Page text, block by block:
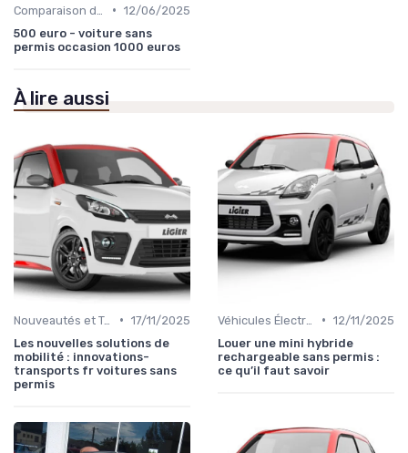
• 12/06/2025
500 euro - voiture sans
permis occasion 1000 euros
À lire aussi
Nouveautés et Tendances • 17/11/2025
Les nouvelles solutions de
mobilité : innovations-
transports fr voitures sans
permis
• 12/11/2025
Louer une mini hybride
rechargeable sans permis :
ce qu’il faut savoir